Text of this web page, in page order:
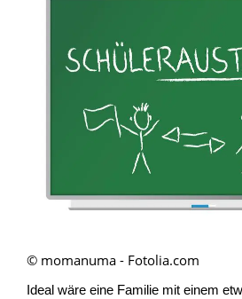
© momanuma - Fotolia.com
Ideal wäre eine Familie mit einem